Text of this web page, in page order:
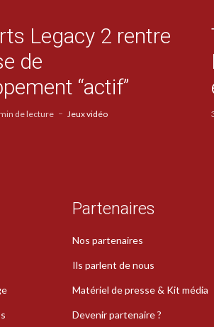
Legacy 2 rentre
de
“actif”
de lecture Jeux vidéo
Partenaires
Nos partenaires
Ils parlent de nous
Matériel de presse & Kit média
Devenir partenaire ?